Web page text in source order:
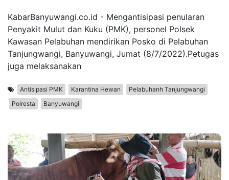
KabarBanyuwangi.co.id - Mengantisipasi penularan
Penyakit Mulut dan Kuku (PMK), personel Polsek
Kawasan Pelabuhan mendirikan Posko di Pelabuhan
Tanjungwangi, Banyuwangi, Jumat (8/7/2022).Petugas
juga melaksanakan
Antisipasi PMK Karantina Hewan
Pelabuhanh Tanjungwangi
Polresta
Banyuwangi